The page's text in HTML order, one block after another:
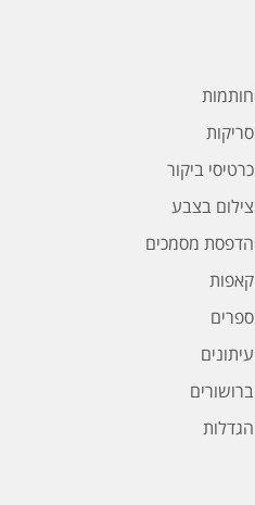
חותמות
סריקות
כרטיסי ביקור
צילום בצבע
הדפסת מסמכים
קאפות
ספרים
עיתונים
ברושורים
הגדלות